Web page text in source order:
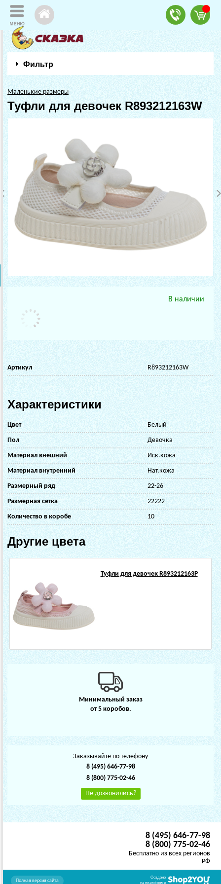
Фильтр
Маленькие размеры
Туфли для девочек R893212163W
В наличии
Артикул R893212163W
Характеристики
Цвет Белый
Пол Девочка
Материал внешний Иск.кожа
Материал внутренний Нат.кожа
Размерный ряд 22-26
Размерная сетка 22222
Количество в коробе 10
Другие цвета
Туфли для девочек R893212163P
Минимальный заказ
от 5 коробов.
Заказывайте по телефону
8 (495) 646-77-98
8 (800) 775-02-46
Не дозвонились?
8 (495) 646-77-98
8 (800) 775-02-46
Бесплатно из всех регионов
РФ
Создано
на платформе
Полная версия сайта